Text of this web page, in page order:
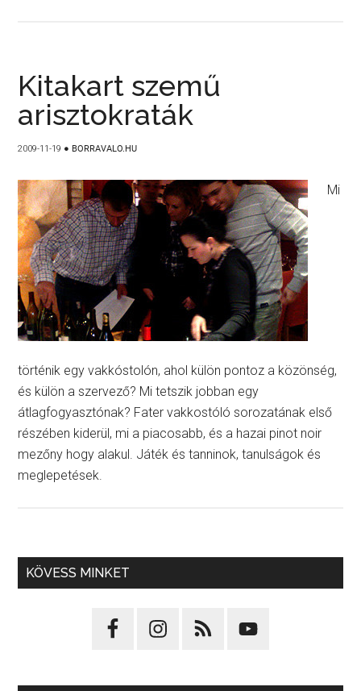
Kitakart szemű
arisztokraták
2009-11-19 ● BORRAVALO.HU
Mi
történik egy vakkóstolón, ahol külön pontoz a közönség,
és külön a szervező? Mi tetszik jobban egy
átlagfogyasztónak? Fater vakkostóló sorozatának első
részében kiderül, mi a piacosabb, és a hazai pinot noir
mezőny hogy alakul. Játék és tanninok, tanulságok és
meglepetések.
KÖVESS MINKET